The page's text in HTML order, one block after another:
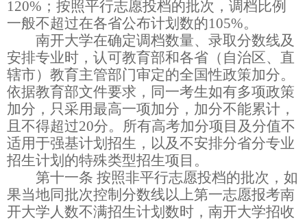
120% ；按照平行志愿投档的批次，调档比例
一般不超过在各省公布计划数的105%。
南开大学在确定调档数量、录取分数线及
安排专业时，认可教育部和各省（自治区、直
辖市）教育主管部门审定的全国性政策加分。
依据教育部文件要求，同一考生如有多项政策
加分，只采用最高一项加分，加分不能累计，
且不得超过20分。所有高考加分项目及分值不
适用于强基计划招生，以及不安排分省分专业
招生计划的特殊类型招生项目。
第十一条 按照非平行志愿投档的批次，如
果当地同批次控制分数线以上第一志愿报考南
开大学人数不满招生计划数时，南开大学招收